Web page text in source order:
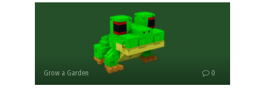
Grow a Garden 0